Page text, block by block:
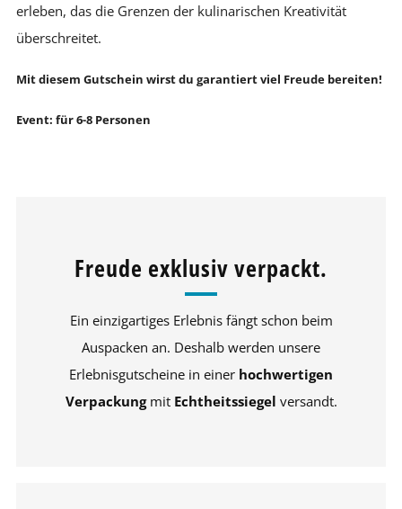
erleben, das die Grenzen der kulinarischen Kreativität
überschreitet.
Mit diesem Gutschein wirst du garantiert viel Freude bereiten!
Event: für 6-8 Personen
Freude exklusiv verpackt.
Ein einzigartiges Erlebnis fängt schon beim
Auspacken an. Deshalb werden unsere
Erlebnisgutscheine in einer hochwertigen
Verpackungmit Echtheitssiegel versandt.